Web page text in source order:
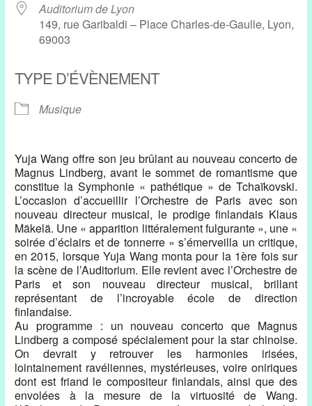
Auditorium de Lyon
149, rue Garibaldi – Place Charles-de-Gaulle, Lyon,
69003
TYPE D’ÉVÈNEMENT
Musique
Yuja Wang offre son jeu brûlant au nouveau concerto de
Magnus Lindberg, avant le sommet de romantisme que
constitue la Symphonie « pathétique » de Tchaïkovski.
L’occasion d’accueillir l’Orchestre de Paris avec son
nouveau directeur musical, le prodige finlandais Klaus
Mäkelä. Une « apparition littéralement fulgurante », une «
soirée d’éclairs et de tonnerre » s’émerveilla un critique,
en 2015, lorsque Yuja Wang monta pour la 1ère fois sur
la scène de l’Auditorium. Elle revient avec l’Orchestre de
Paris et son nouveau directeur musical, brillant
représentant de l’incroyable école de direction
finlandaise.
Au programme : un nouveau concerto que Magnus
Lindberg a composé spécialement pour la star chinoise.
On devrait y retrouver les harmonies irisées,
lointainement ravéliennes, mystérieuses, voire oniriques
dont est friand le compositeur finlandais, ainsi que des
envolées à la mesure de la virtuosité de Wang.